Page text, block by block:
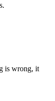
is wrong, it